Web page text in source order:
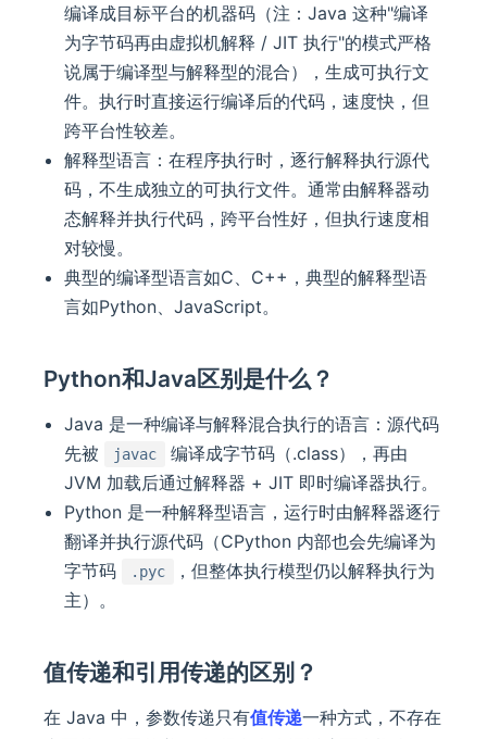
编译成目标平台的机器码（注：Java 这种"编译
为字节码再由虚拟机解释 / JIT 执行"的模式严格
说属于编译型与解释型的混合），生成可执行文
件。执行时直接运行编译后的代码，速度快，但
跨平台性较差。
解释型语言：在程序执行时，逐行解释执行源代
码，不生成独立的可执行文件。通常由解释器动
态解释并执行代码，跨平台性好，但执行速度相
对较慢。
典型的编译型语言如C、C++，典型的解释型语
言如Python、JavaScript。
Python和Java区别是什么？
Java 是一种编译与解释混合执行的语言：源代码
先被
javac
编译成字节码（.class），再由
JVM 加载后通过解释器 + JIT 即时编译器执行。
Python 是一种解释型语言，运行时由解释器逐行
翻译并执行源代码（CPython 内部也会先编译为
字节码
.pyc
，但整体执行模型仍以解释执行为
主）。
值传递和引用传递的区别？
在 Java 中，参数传递只有值传递一种方式，不存在